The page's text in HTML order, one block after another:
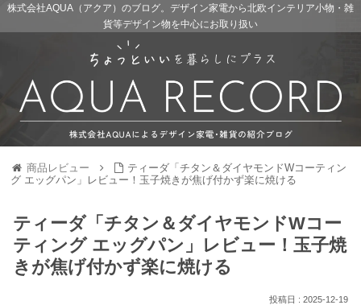
株式会社AQUA（アクア）のブログ。デザイン家電から北欧インテリア小物・雑
貨等デザイン物を中心にお取り扱い
商品レビュー
ティーダ「チタン＆ダイヤモンドWコーティン
グ エッグパン」レビュー！玉子焼きが焦げ付かず楽に焼ける
ティーダ「チタン＆ダイヤモンドWコー
ティング エッグパン」レビュー！玉子焼
きが焦げ付かず楽に焼ける
2025-12-19